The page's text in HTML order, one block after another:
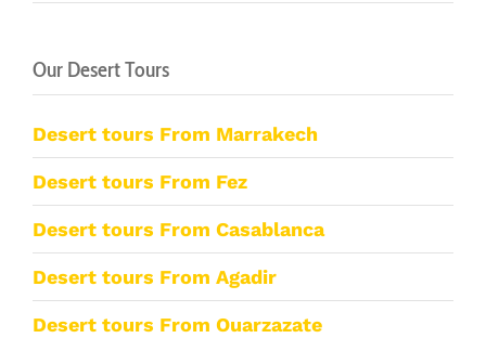
Our Desert Tours
Desert tours From Marrakech
Desert tours From Fez
Desert tours From Casablanca
Desert tours From Agadir
Desert tours From Ouarzazate